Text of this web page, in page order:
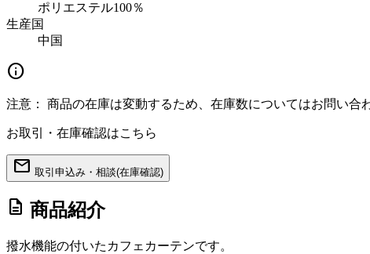
ポリエステル100％
生産国
中国
info
注意： 商品の在庫は変動するため、在庫数についてはお問い合
お取引・在庫確認はこちら
mail 取引申込み・相談(在庫確認)
description 商品紹介
撥水機能の付いたカフェカーテンです。